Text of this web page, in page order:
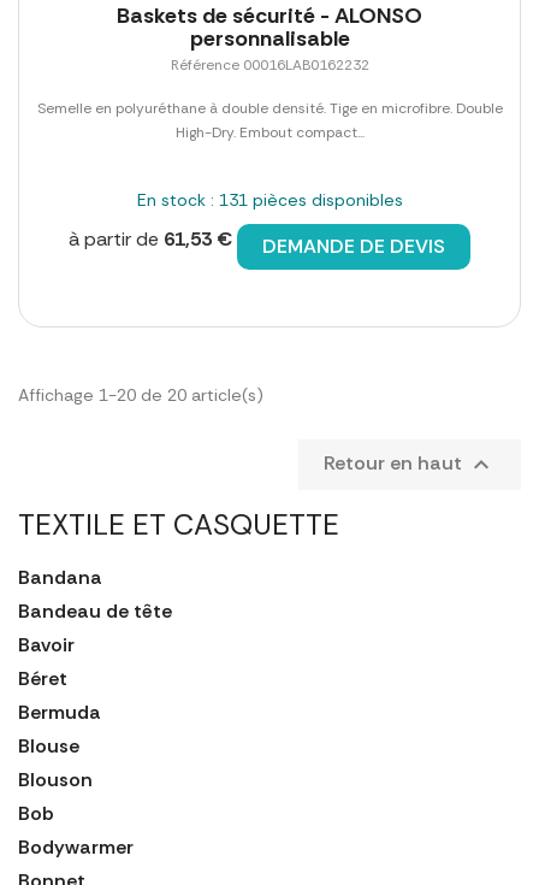
TEXTILE ET CASQUETTE
Bandana
Bandeau de tête
Bavoir
Béret
Bermuda
Blouse
Blouson
Bob
Bodywarmer
Baskets de sécurité - ALONSO
personnalisable
Référence 00016LAB0162232
Semelle en polyuréthane à double densité. Tige en microfibre. Double
High-Dry. Embout compact...
En stock : 131 pièces disponibles
à partir de 61,53 € DEMANDE DE DEVIS
Affichage 1-20 de 20 article(s)
Retour en haut 